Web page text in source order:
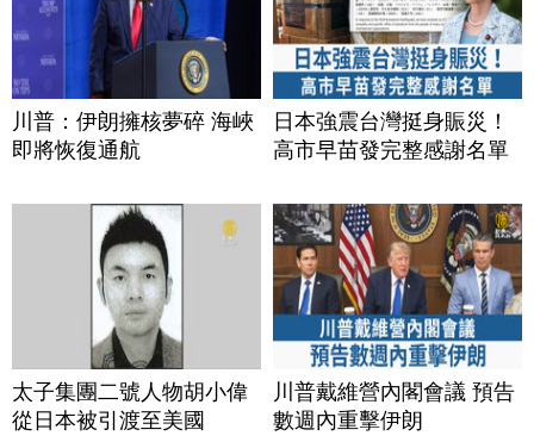
川普：伊朗擁核夢碎 海峽
即將恢復通航
日本強震台灣挺身賑災！
高市早苗發完整感謝名單
太子集團二號人物胡小偉
從日本被引渡至美國
川普戴維營內閣會議 預告
數週內重擊伊朗